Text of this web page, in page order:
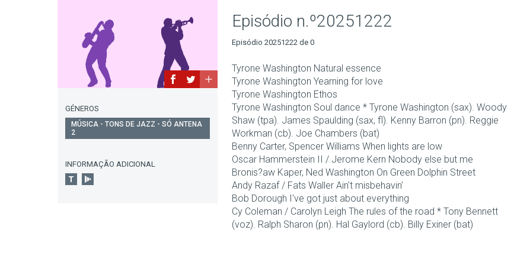
GÉNEROS
MÚSICA - TONS DE JAZZ - SÓ ANTENA
2
INFORMAÇÃO ADICIONAL
Episódio n.º20251222
Episódio 20251222 de 0
Tyrone Washington Natural essence
Tyrone Washington Yearning for love
Tyrone Washington Ethos
Tyrone Washington Soul dance * Tyrone Washington (sax). Woody
Shaw (tpa). James Spaulding (sax, fl). Kenny Barron (pn). Reggie
Workman (cb). Joe Chambers (bat)
Benny Carter, Spencer Williams When lights are low
Oscar Hammerstein II / Jerome Kern Nobody else but me
Bronis?aw Kaper, Ned Washington On Green Dolphin Street
Andy Razaf / Fats Waller Ain't misbehavin'
Bob Dorough I've got just about everything
Cy Coleman / Carolyn Leigh The rules of the road * Tony Bennett
(voz). Ralph Sharon (pn). Hal Gaylord (cb). Billy Exiner (bat)